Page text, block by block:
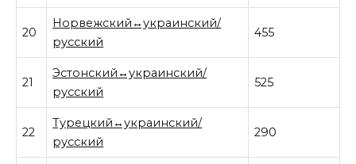
20
Норвежский↔украинский/
русский
455
21
Эстонский↔украинский/
русский
525
22
Турецкий↔украинский/
русский
290